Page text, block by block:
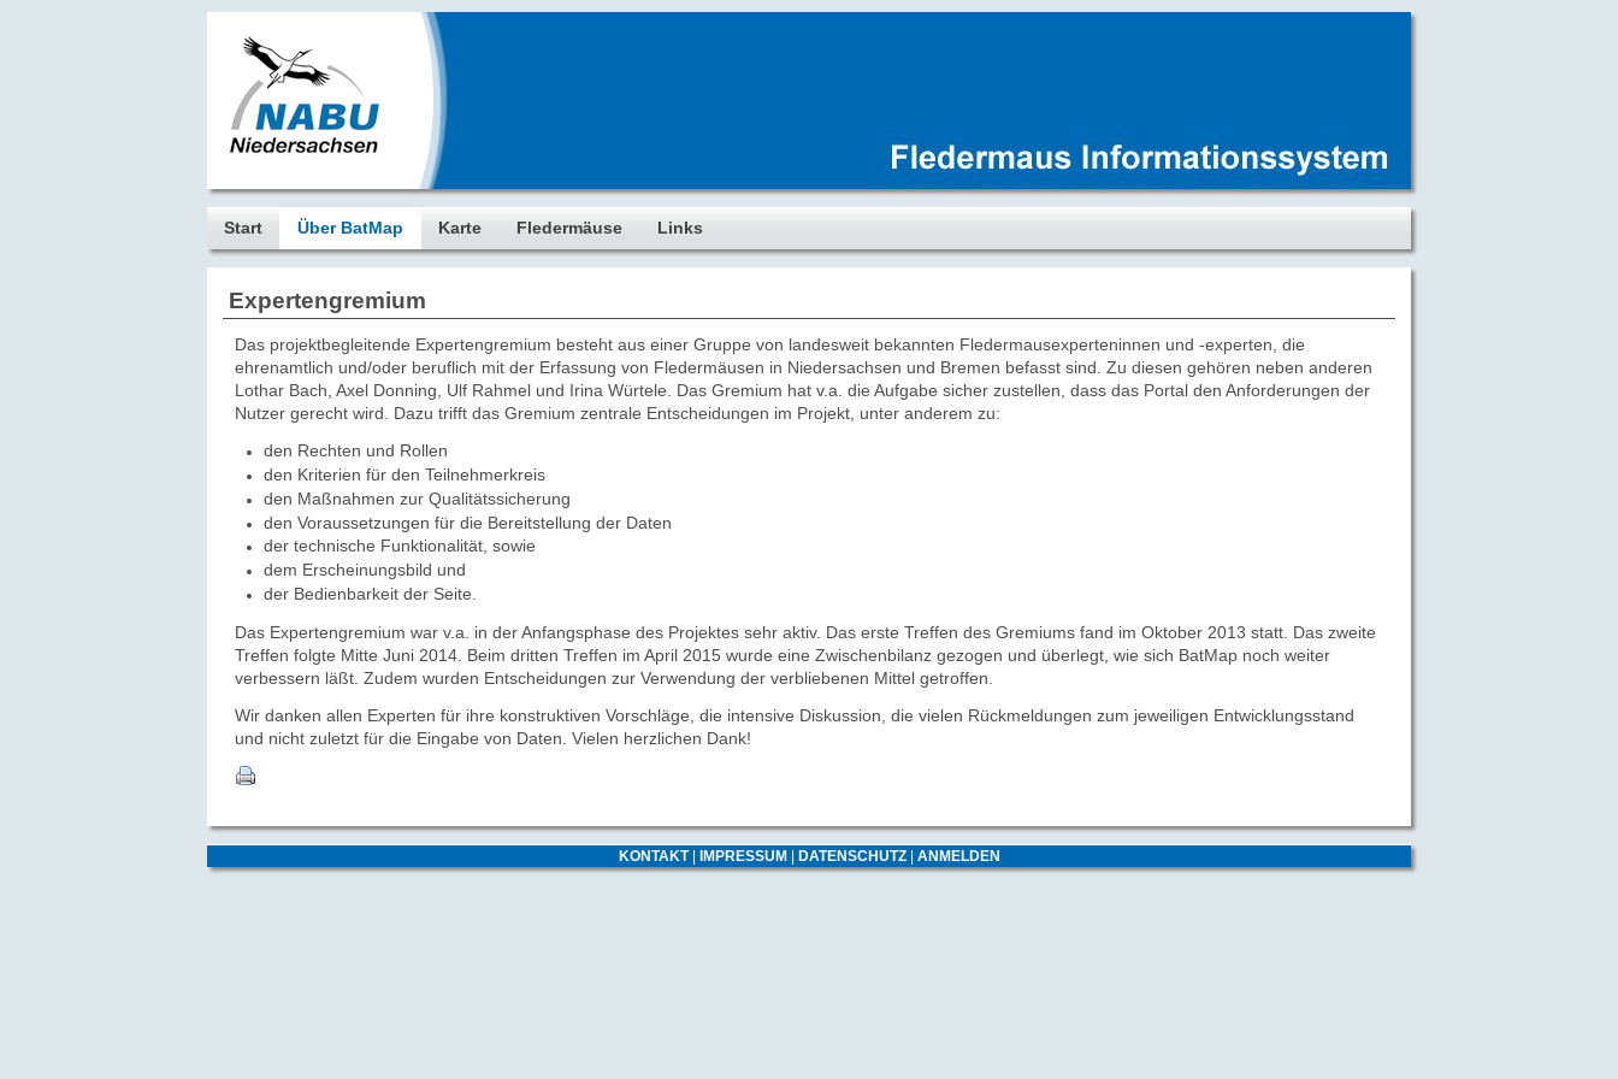
Start Über BatMap Karte Fledermäuse Links
Expertengremium
Das projektbegleitende Expertengremium besteht aus einer Gruppe von landesweit bekannten Fledermausexperteninnen und -experten, die
ehrenamtlich und/oder beruflich mit der Erfassung von Fledermäusen in Niedersachsen und Bremen befasst sind. Zu diesen gehören neben anderen
Lothar Bach, Axel Donning, Ulf Rahmel und Irina Würtele. Das Gremium hat v.a. die Aufgabe sicher zustellen, dass das Portal den Anforderungen der
Nutzer gerecht wird. Dazu trifft das Gremium zentrale Entscheidungen im Projekt, unter anderem zu:
den Rechten und Rollen
den Kriterien für den Teilnehmerkreis
den Maßnahmen zur Qualitätssicherung
den Voraussetzungen für die Bereitstellung der Daten
der technische Funktionalität, sowie
dem Erscheinungsbild und
der Bedienbarkeit der Seite.
Das Expertengremium war v.a. in der Anfangsphase des Projektes sehr aktiv. Das erste Treffen des Gremiums fand im Oktober 2013 statt. Das zweite
Treffen folgte Mitte Juni 2014. Beim dritten Treffen im April 2015 wurde eine Zwischenbilanz gezogen und überlegt, wie sich BatMap noch weiter
verbessern läßt. Zudem wurden Entscheidungen zur Verwendung der verbliebenen Mittel getroffen.
Wir danken allen Experten für ihre konstruktiven Vorschläge, die intensive Diskussion, die vielen Rückmeldungen zum jeweiligen Entwicklungsstand
und nicht zuletzt für die Eingabe von Daten. Vielen herzlichen Dank!
KONTAKT| IMPRESSUM DATENSCHUTZ| ANMELDEN